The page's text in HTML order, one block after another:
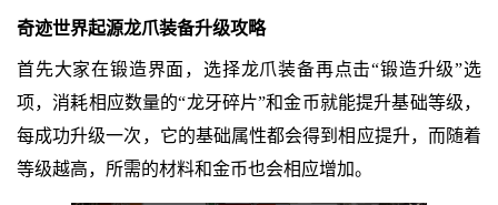
奇迹世界起源龙爪装备升级攻略
首先大家在锻造界面，选择龙爪装备再点击“锻造升级”选
项，消耗相应数量的“龙牙碎片”和金币就能提升基础等级，
每成功升级一次，它的基础属性都会得到相应提升，而随着
等级越高，所需的材料和金币也会相应增加。